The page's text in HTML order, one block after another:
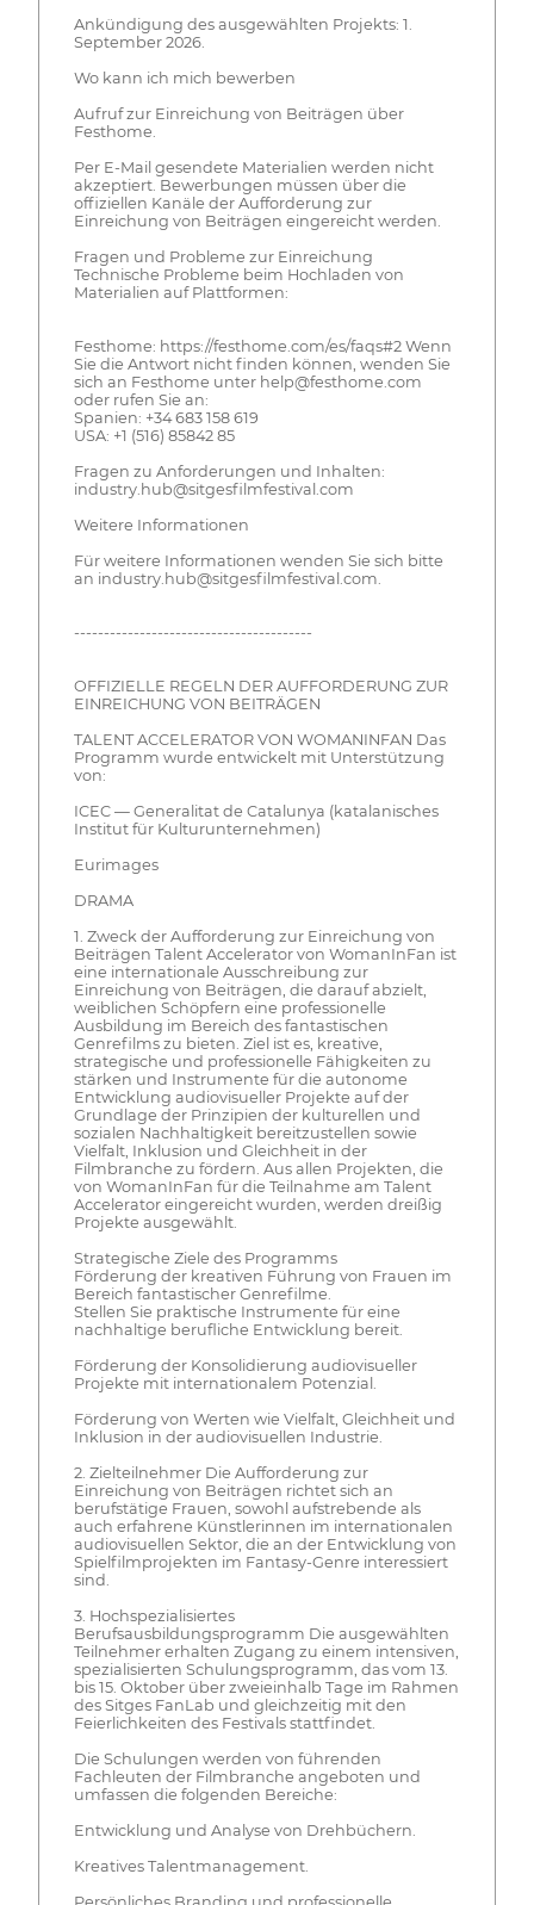
Ankündigung des ausgewählten Projekts: 1.
September 2026.
Wo kann ich mich bewerben
Aufruf zur Einreichung von Beiträgen über
Festhome.
Per E-Mail gesendete Materialien werden nicht
akzeptiert. Bewerbungen müssen über die
offiziellen Kanäle der Aufforderung zur
Einreichung von Beiträgen eingereicht werden.
Fragen und Probleme zur Einreichung
Technische Probleme beim Hochladen von
Materialien auf Plattformen:
Festhome: https://festhome.com/es/faqs#2 Wenn
Sie die Antwort nicht finden können, wenden Sie
sich an Festhome unter help@festhome.com
oder rufen Sie an:
Spanien: +34 683 158 619
USA: +1 (516) 85842 85
Fragen zu Anforderungen und Inhalten:
industry.hub@sitgesfilmfestival.com
Weitere Informationen
Für weitere Informationen wenden Sie sich bitte
an industry.hub@sitgesfilmfestival.com.
----------------------------------------
OFFIZIELLE REGELN DER AUFFORDERUNG ZUR
EINREICHUNG VON BEITRÄGEN
TALENT ACCELERATOR VON WOMANINFAN Das
Programm wurde entwickelt mit Unterstützung
von:
ICEC — Generalitat de Catalunya (katalanisches
Institut für Kulturunternehmen)
Eurimages
DRAMA
1. Zweck der Aufforderung zur Einreichung von
Beiträgen Talent Accelerator von WomanInFan ist
eine internationale Ausschreibung zur
Einreichung von Beiträgen, die darauf abzielt,
weiblichen Schöpfern eine professionelle
Ausbildung im Bereich des fantastischen
Genrefilms zu bieten. Ziel ist es, kreative,
strategische und professionelle Fähigkeiten zu
stärken und Instrumente für die autonome
Entwicklung audiovisueller Projekte auf der
Grundlage der Prinzipien der kulturellen und
sozialen Nachhaltigkeit bereitzustellen sowie
Vielfalt, Inklusion und Gleichheit in der
Filmbranche zu fördern. Aus allen Projekten, die
von WomanInFan für die Teilnahme am Talent
Accelerator eingereicht wurden, werden dreißig
Projekte ausgewählt.
Strategische Ziele des Programms
Förderung der kreativen Führung von Frauen im
Bereich fantastischer Genrefilme.
Stellen Sie praktische Instrumente für eine
nachhaltige berufliche Entwicklung bereit.
Förderung der Konsolidierung audiovisueller
Projekte mit internationalem Potenzial.
Förderung von Werten wie Vielfalt, Gleichheit und
Inklusion in der audiovisuellen Industrie.
2. Zielteilnehmer Die Aufforderung zur
Einreichung von Beiträgen richtet sich an
berufstätige Frauen, sowohl aufstrebende als
auch erfahrene Künstlerinnen im internationalen
audiovisuellen Sektor, die an der Entwicklung von
Spielfilmprojekten im Fantasy-Genre interessiert
sind.
3. Hochspezialisiertes
Berufsausbildungsprogramm Die ausgewählten
Teilnehmer erhalten Zugang zu einem intensiven,
spezialisierten Schulungsprogramm, das vom 13.
bis 15. Oktober über zweieinhalb Tage im Rahmen
des Sitges FanLab und gleichzeitig mit den
Feierlichkeiten des Festivals stattfindet.
Die Schulungen werden von führenden
Fachleuten der Filmbranche angeboten und
umfassen die folgenden Bereiche:
Entwicklung und Analyse von Drehbüchern.
Kreatives Talentmanagement.